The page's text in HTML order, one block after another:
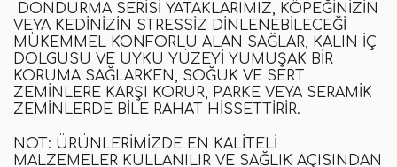
DONDURMA SERISI YATAKLARIMIZ, KÖPEĞINIZIN
VEYA KEDINIZIN STRESSIZ DINLENEBILECEĞI
MÜKEMMEL KONFORLU ALAN SAĞLAR, KALIN IÇ
DOLGUSU VE UYKU YÜZEYI YUMUŞAK BIR
KORUMA SAĞLARKEN, SOĞUK VE SERT
ZEMINLERE KARŞI KORUR, PARKE VEYA SERAMIK
ZEMINLERDE BILE RAHAT HISSETTIRIR.
NOT: ÜRÜNLERIMIZDE EN KALITELI
MALZEMELER KULLANILIR VE SAĞLIK AÇISINDAN